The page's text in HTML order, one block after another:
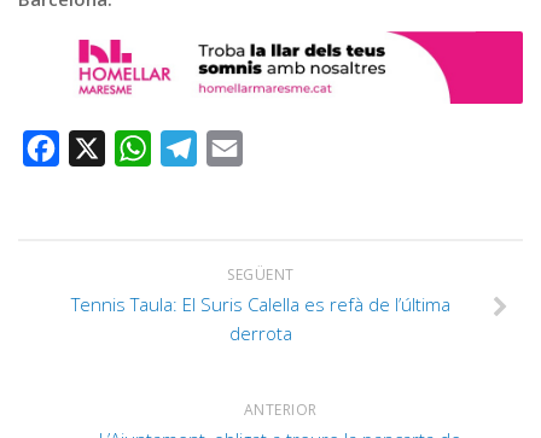
Facebook WhatsAppTelegram
SEGÜENT
Tennis Taula: El Suris Calella es refà de l’última
derrota
ANTERIOR